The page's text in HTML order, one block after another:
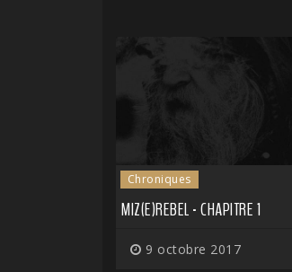
Chroniques
MIZ(E)REBEL - CHAPITRE 1
9 octobre 2017